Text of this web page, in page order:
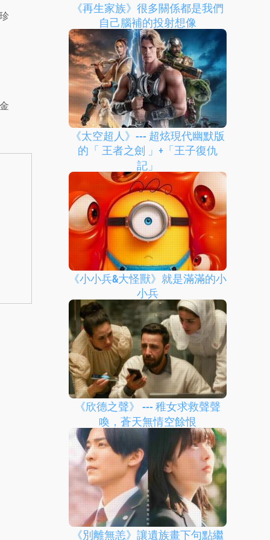
《再生家族》很多關係都是我們
自己腦補的投射想像
《太空超人》--- 超炫現代幽默版
的「 王者之劍 」+「王子復仇
記」
《小小兵&大怪獸》就是滿滿的小
小兵
《欣德之聲》 --- 稚女求救聲聲
喚，蒼天無情空餘恨
《別離無恙》讓遺族畫下句點繼